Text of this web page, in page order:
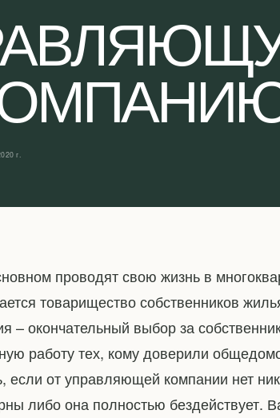
г.
проводят свою жизнь в
товарищество собственников
– окончательный выбор за
работу тех, кому доверили
если от управляющей компании нет
либо она полностью бездействует.